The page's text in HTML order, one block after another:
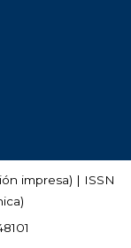
impresa) | ISSN